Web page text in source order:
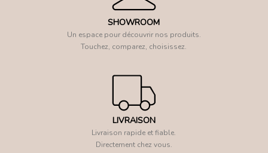
SHOWROOM
Un espace pour découvrir nos produits.
Touchez, comparez, choisissez.
LIVRAISON
Livraison rapide et fiable.
Directement chez vous.